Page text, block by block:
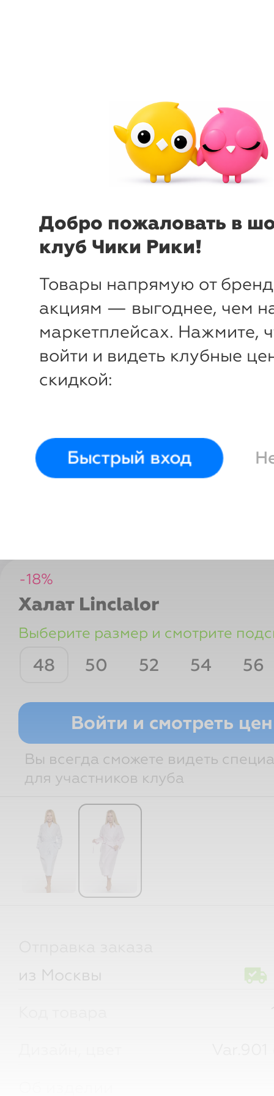
Добро пожаловать в
клуб Чики Рики!
Товары напрямую от
акциям — выгоднее, чем
маркетплейсах. Нажмите,
войти и видеть клубные
скидкой:
Быстрый вход
-18%
Халат Linclalor
Выберите размер и смотрите
48 50 52 54 56
Рост Грудь Талия Бедра
Войти и смотреть
Вы всегда сможете видеть
для участников клуба
из Москвы